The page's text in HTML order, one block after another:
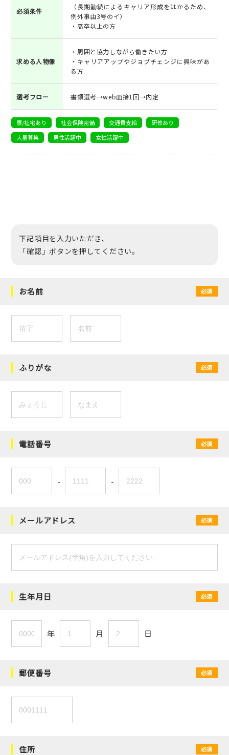
必須条件
（長期勤続によるキャリア形成をはかるため、
例外事由3号のイ）
・高卒以上の方
求める人物像
・周囲と協力しながら働きたい方
・キャリアアップやジョブチェンジに興味があ
る方
選考フロー 書類選考→web面接1回→内定
寮/社宅あり 社会保険完備 交通費支給
研修あり
大量募集
男性活躍中 女性活躍中
下記項目を入力いただき、
「確認」ボタンを押してください。
お名前 必須
ふりがな 必須
電話番号 必須
- -
メールアドレス 必須
生年月日 必須
年 月 日
郵便番号 必須
住所 必須